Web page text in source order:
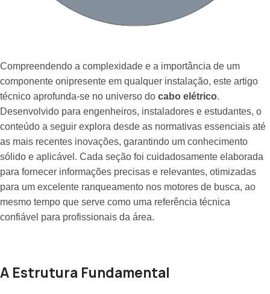
Compreendendo a complexidade e a importância de um
componente onipresente em qualquer instalação, este artigo
técnico aprofunda-se no universo do cabo elétrico.
Desenvolvido para engenheiros, instaladores e estudantes, o
conteúdo a seguir explora desde as normativas essenciais até
as mais recentes inovações, garantindo um conhecimento
sólido e aplicável. Cada seção foi cuidadosamente elaborada
para fornecer informações precisas e relevantes, otimizadas
para um excelente ranqueamento nos motores de busca, ao
mesmo tempo que serve como uma referência técnica
confiável para profissionais da área.
A Estrutura Fundamental